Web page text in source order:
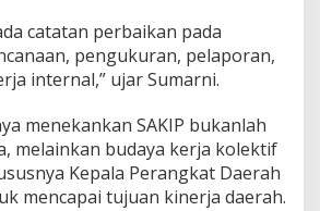
catatan perbaikan pada
pengukuran, pelaporan,
internal,” ujar Sumarni.
menekankan SAKIP bukanlah
melainkan budaya kerja kolektif
Kepala Perangkat Daerah
mencapai tujuan kinerja daerah.